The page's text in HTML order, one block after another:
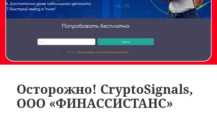
Осторожно! CryptoSignals,
ООО «ФИНАССИСТАНС»